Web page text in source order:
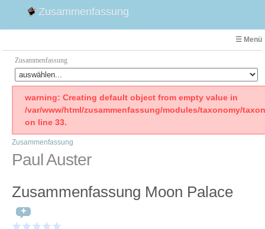
Zusammenfassung
☰ Menü
Zusammenfassung
Faust
Willhelm Tell
Emilia Galotti
1. Weltkrieg Zusammenfassung
Weimarer Republik
Die Räuber
Maria Stuart
warning: Creating default object from empty value in
/var/www/html/zusammenfassung/modules/taxonomy/
on line 33.
Zusammenfassung
Paul Auster
Zusammenfassung Moon Palace